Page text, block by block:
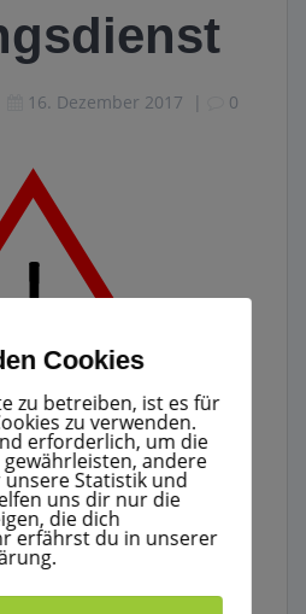
16. Dezember 2017 | 0
– 09:26
bei der Rettung
aus dem 1.OG. Mittels
geborgen und dem
Cookies
zu betreiben, ist es für
zu verwenden.
erforderlich, um die
andere
Statistik und
uns dir nur die
die dich
erfährst du in unserer